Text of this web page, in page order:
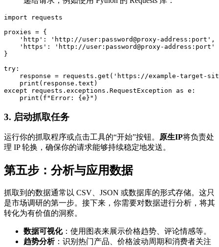
import requests
proxies = {
    'http': 'http://user:password@proxy-address:port',
    'https': 'http://user:password@proxy-address:port'
}
try:
response = requests.get('https://example-target-
    print(response.text)
except requests.exceptions.RequestException as e:
3. 启动抓取任务
运行你的抓取程序或点击工具的“开始”按钮。 原生IP将负责处
理 IP 轮换，确保你的请求能够持续稳定地发送。
第五步：分析与应用数据
抓取到的数据通常以 CSV、JSON 或数据库的形式存储。这只
是市场调研的第一步。接下来，你需要对数据进行分析，将其
转化为有价值的洞察。
数据可视化：使用图表来展示价格趋势、评论情感等。
趋势分析：识别热门产品、价格波动周期和消费者关注